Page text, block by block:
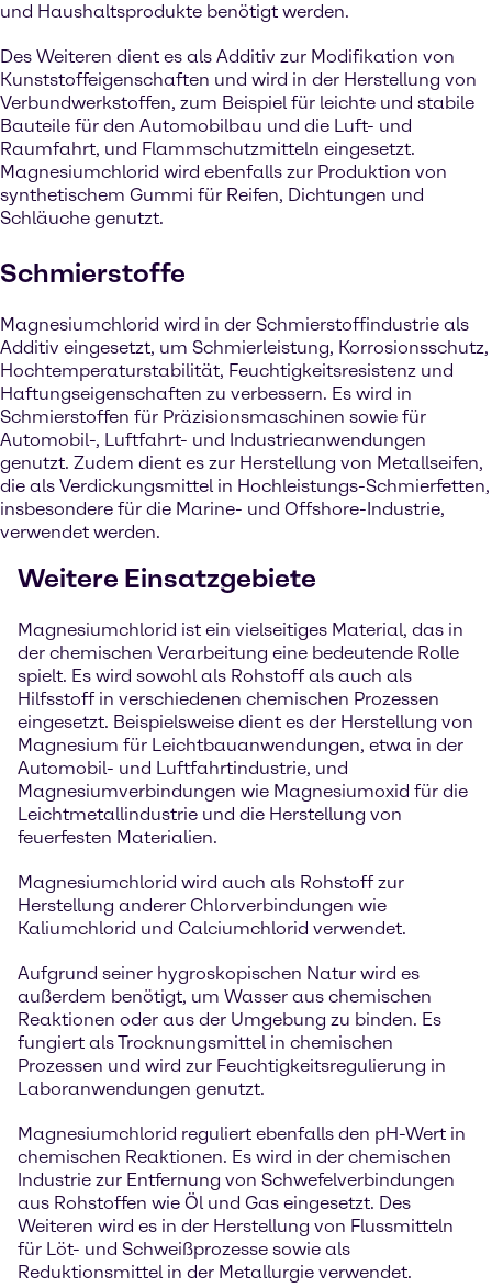
und Haushaltsprodukte benötigt werden.
Des Weiteren dient es als Additiv zur Modifikation von
Kunststoffeigenschaften und wird in der Herstellung von
Verbundwerkstoffen, zum Beispiel für leichte und stabile
Bauteile für den Automobilbau und die Luft- und
Raumfahrt, und Flammschutzmitteln eingesetzt.
Magnesiumchlorid wird ebenfalls zur Produktion von
synthetischem Gummi für Reifen, Dichtungen und
Schläuche genutzt.
Schmierstoffe
Magnesiumchlorid wird in der Schmierstoffindustrie als
Additiv eingesetzt, um Schmierleistung, Korrosionsschutz,
Hochtemperaturstabilität, Feuchtigkeitsresistenz und
Haftungseigenschaften zu verbessern. Es wird in
Schmierstoffen für Präzisionsmaschinen sowie für
Automobil-, Luftfahrt- und Industrieanwendungen
genutzt. Zudem dient es zur Herstellung von Metallseifen,
die als Verdickungsmittel in Hochleistungs-Schmierfetten,
insbesondere für die Marine- und Offshore-Industrie,
verwendet werden.
Weitere Einsatzgebiete
Magnesiumchlorid ist ein vielseitiges Material, das in
der chemischen Verarbeitung eine bedeutende Rolle
spielt. Es wird sowohl als Rohstoff als auch als
Hilfsstoff in verschiedenen chemischen Prozessen
eingesetzt. Beispielsweise dient es der Herstellung von
Magnesium für Leichtbauanwendungen, etwa in der
Automobil- und Luftfahrtindustrie, und
Magnesiumverbindungen wie Magnesiumoxid für die
Leichtmetallindustrie und die Herstellung von
feuerfesten Materialien.
Magnesiumchlorid wird auch als Rohstoff zur
Herstellung anderer Chlorverbindungen wie
Kaliumchlorid und Calciumchlorid verwendet.
Aufgrund seiner hygroskopischen Natur wird es
außerdem benötigt, um Wasser aus chemischen
Reaktionen oder aus der Umgebung zu binden. Es
fungiert als Trocknungsmittel in chemischen
Prozessen und wird zur Feuchtigkeitsregulierung in
Laboranwendungen genutzt.
Magnesiumchlorid reguliert ebenfalls den pH-Wert in
chemischen Reaktionen. Es wird in der chemischen
Industrie zur Entfernung von Schwefelverbindungen
aus Rohstoffen wie Öl und Gas eingesetzt. Des
Weiteren wird es in der Herstellung von Flussmitteln
für Löt- und Schweißprozesse sowie als
Reduktionsmittel in der Metallurgie verwendet.